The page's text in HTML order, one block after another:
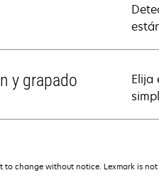
y grapado
Elija
to change without notice. Lexmark is